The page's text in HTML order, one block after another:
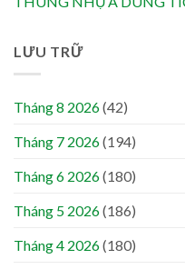
LƯU TRỮ
Tháng 8 2026(42)
Tháng 7 2026(194)
Tháng 6 2026(180)
Tháng 5 2026(186)
Tháng 4 2026(180)